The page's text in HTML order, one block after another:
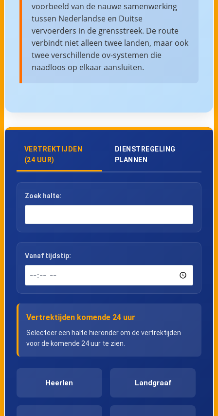
voorbeeld van de nauwe samenwerking
tussen Nederlandse en Duitse
vervoerders in de grensstreek. De route
verbindt niet alleen twee landen, maar ook
twee verschillende ov-systemen die
naadloos op elkaar aansluiten.
VERTREKTIJDEN
(24 UUR)
DIENSTREGELING
PLANNEN
Zoek halte:
Vanaf tijdstip:
Vertrektijden komende 24 uur
Selecteer een halte hieronder om de vertrektijden
voor de komende 24 uur te zien.
Heerlen Landgraaf